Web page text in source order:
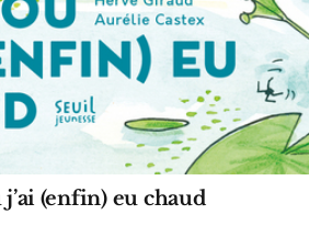
j’ai (enfin) eu chaud